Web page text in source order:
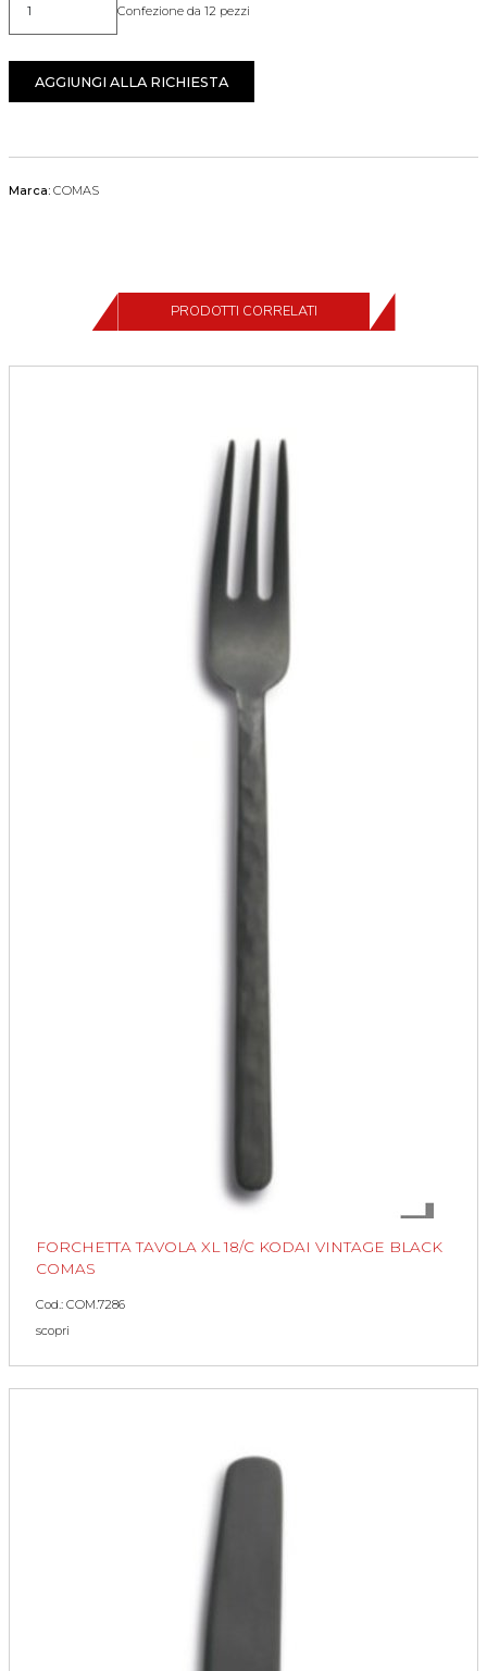
Quantità Confezione da 12 pezzi
AGGIUNGI ALLA RICHIESTA
Marca: COMAS
PRODOTTI CORRELATI
FORCHETTA TAVOLA XL 18/C KODAI VINTAGE BLACK
COMAS
Cod.: COM.7286
scopri